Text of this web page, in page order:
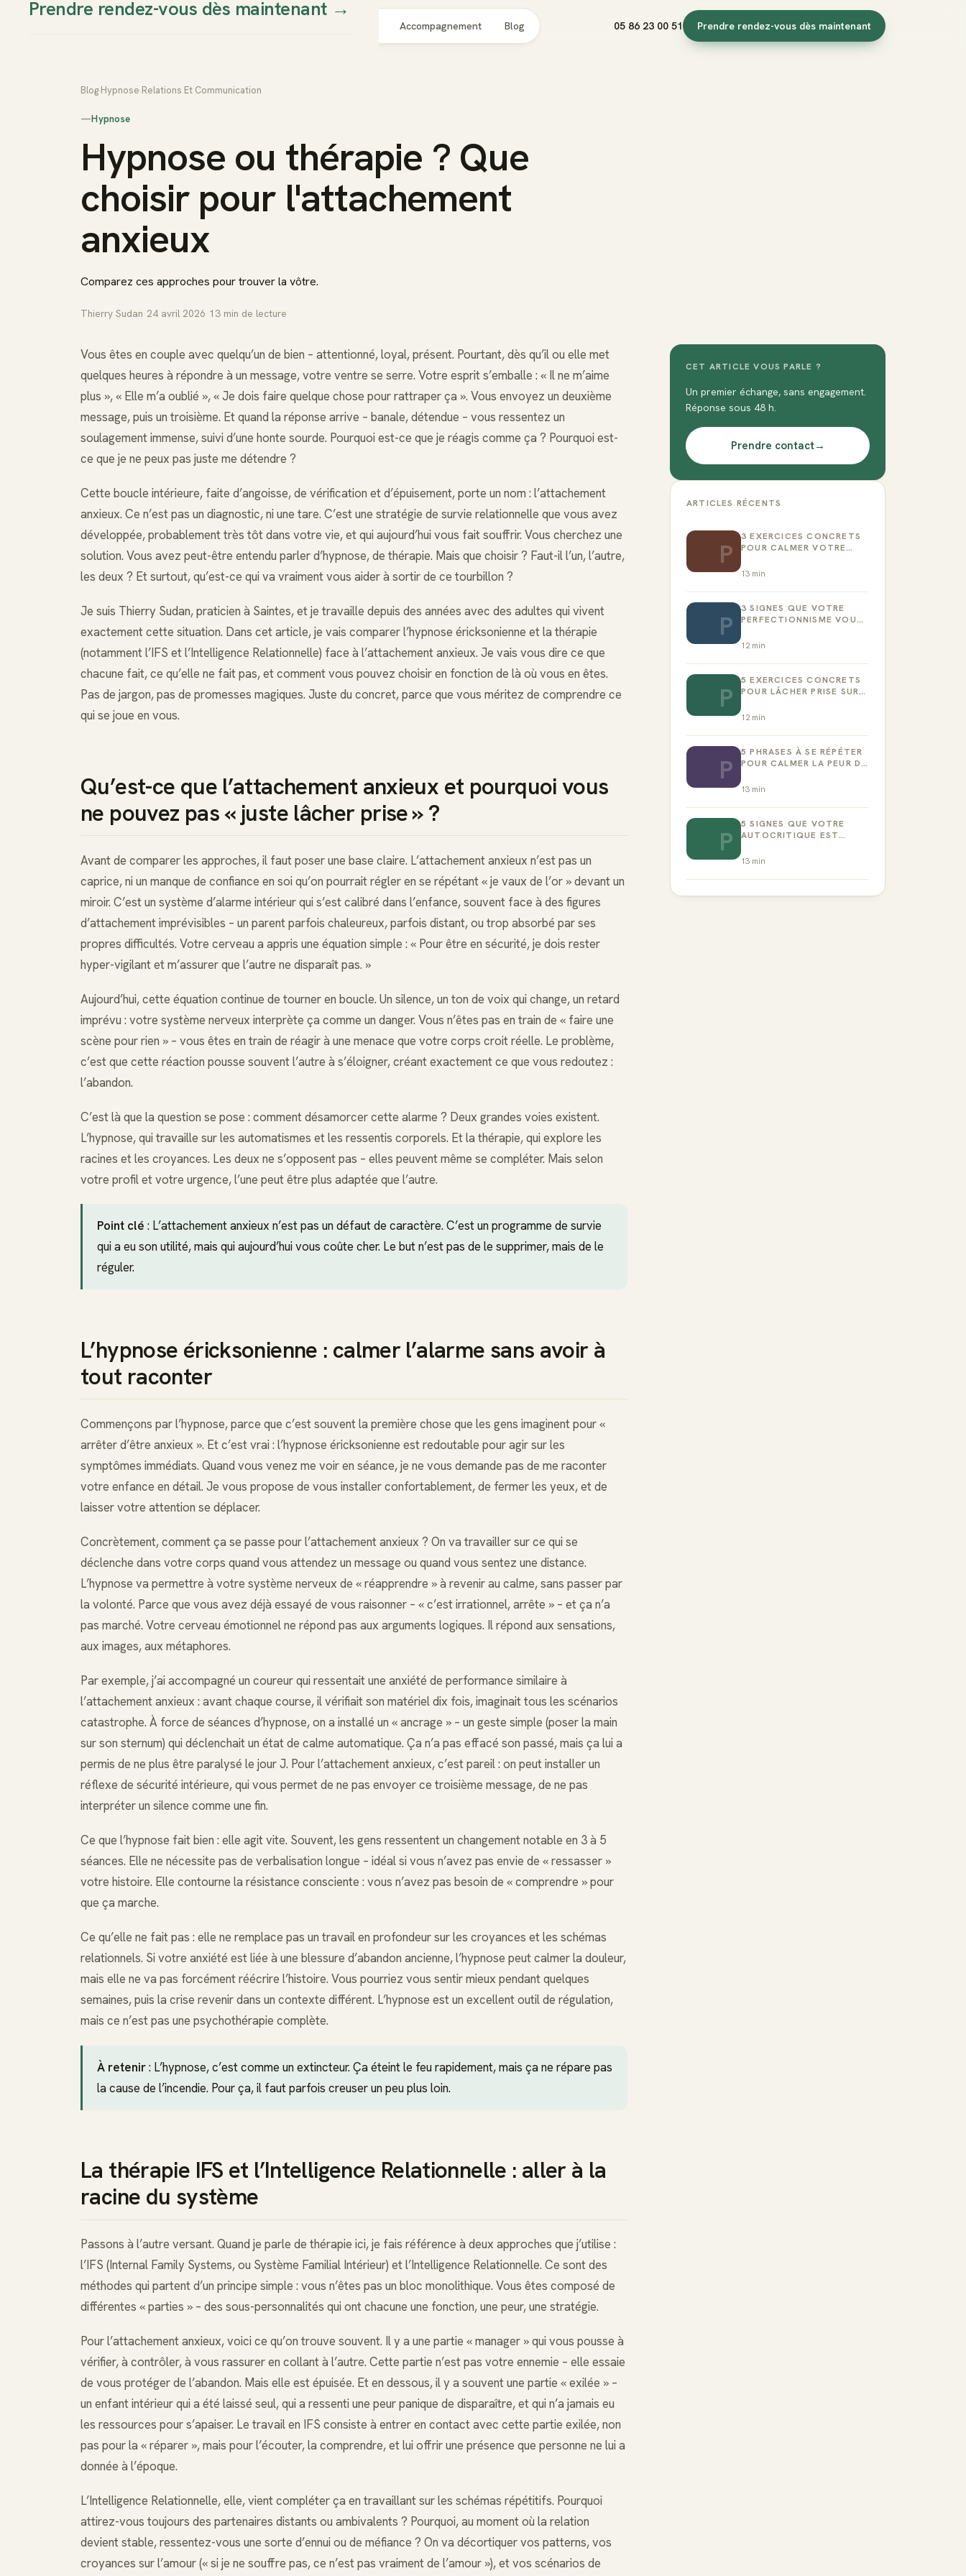
Accompagnement Blog 05 86 23 00 51 Prendre rendez-vous dès maintenant
Prendre rendez-vous dès maintenant→
Blog Hypnose Relations Et Communication
—Hypnose
Hypnose ou thérapie ? Que
choisir pour l'attachement
anxieux
Comparez ces approches pour trouver la vôtre.
Thierry Sudan 24 avril 2026 13 min de lecture
Vous êtes en couple avec quelqu’un de bien – attentionné, loyal, présent. Pourtant, dès qu’il ou elle met
quelques heures à répondre à un message, votre ventre se serre. Votre esprit s’emballe : « Il ne m’aime
plus », « Elle m’a oublié », « Je dois faire quelque chose pour rattraper ça ». Vous envoyez un deuxième
message, puis un troisième. Et quand la réponse arrive – banale, détendue – vous ressentez un
soulagement immense, suivi d’une honte sourde. Pourquoi est-ce que je réagis comme ça ? Pourquoi est-
ce que je ne peux pas juste me détendre ?
Cette boucle intérieure, faite d’angoisse, de vérification et d’épuisement, porte un nom : l’attachement
anxieux. Ce n’est pas un diagnostic, ni une tare. C’est une stratégie de survie relationnelle que vous avez
développée, probablement très tôt dans votre vie, et qui aujourd’hui vous fait souffrir. Vous cherchez une
solution. Vous avez peut-être entendu parler d’hypnose, de thérapie. Mais que choisir ? Faut-il l’un, l’autre,
les deux ? Et surtout, qu’est-ce qui va vraiment vous aider à sortir de ce tourbillon ?
Je suis Thierry Sudan, praticien à Saintes, et je travaille depuis des années avec des adultes qui vivent
exactement cette situation. Dans cet article, je vais comparer l’hypnose éricksonienne et la thérapie
(notamment l’IFS et l’Intelligence Relationnelle) face à l’attachement anxieux. Je vais vous dire ce que
chacune fait, ce qu’elle ne fait pas, et comment vous pouvez choisir en fonction de là où vous en êtes.
Pas de jargon, pas de promesses magiques. Juste du concret, parce que vous méritez de comprendre ce
qui se joue en vous.
Qu’est-ce que l’attachement anxieux et pourquoi vous
ne pouvez pas « juste lâcher prise » ?
Avant de comparer les approches, il faut poser une base claire. L’attachement anxieux n’est pas un
caprice, ni un manque de confiance en soi qu’on pourrait régler en se répétant « je vaux de l’or » devant un
miroir. C’est un système d’alarme intérieur qui s’est calibré dans l’enfance, souvent face à des figures
d’attachement imprévisibles – un parent parfois chaleureux, parfois distant, ou trop absorbé par ses
propres difficultés. Votre cerveau a appris une équation simple : « Pour être en sécurité, je dois rester
hyper-vigilant et m’assurer que l’autre ne disparaît pas. »
Aujourd’hui, cette équation continue de tourner en boucle. Un silence, un ton de voix qui change, un retard
imprévu : votre système nerveux interprète ça comme un danger. Vous n’êtes pas en train de « faire une
scène pour rien » – vous êtes en train de réagir à une menace que votre corps croit réelle. Le problème,
c’est que cette réaction pousse souvent l’autre à s’éloigner, créant exactement ce que vous redoutez :
l’abandon.
C’est là que la question se pose : comment désamorcer cette alarme ? Deux grandes voies existent.
L’hypnose, qui travaille sur les automatismes et les ressentis corporels. Et la thérapie, qui explore les
racines et les croyances. Les deux ne s’opposent pas – elles peuvent même se compléter. Mais selon
votre profil et votre urgence, l’une peut être plus adaptée que l’autre.
Point clé : L’attachement anxieux n’est pas un défaut de caractère. C’est un programme de survie
qui a eu son utilité, mais qui aujourd’hui vous coûte cher. Le but n’est pas de le supprimer, mais de le
réguler.
L’hypnose éricksonienne : calmer l’alarme sans avoir à
tout raconter
Commençons par l’hypnose, parce que c’est souvent la première chose que les gens imaginent pour «
arrêter d’être anxieux ». Et c’est vrai : l’hypnose éricksonienne est redoutable pour agir sur les
symptômes immédiats. Quand vous venez me voir en séance, je ne vous demande pas de me raconter
votre enfance en détail. Je vous propose de vous installer confortablement, de fermer les yeux, et de
laisser votre attention se déplacer.
Concrètement, comment ça se passe pour l’attachement anxieux ? On va travailler sur ce qui se
déclenche dans votre corps quand vous attendez un message ou quand vous sentez une distance.
L’hypnose va permettre à votre système nerveux de « réapprendre » à revenir au calme, sans passer par
la volonté. Parce que vous avez déjà essayé de vous raisonner – « c’est irrationnel, arrête » – et ça n’a
pas marché. Votre cerveau émotionnel ne répond pas aux arguments logiques. Il répond aux sensations,
aux images, aux métaphores.
Par exemple, j’ai accompagné un coureur qui ressentait une anxiété de performance similaire à
l’attachement anxieux : avant chaque course, il vérifiait son matériel dix fois, imaginait tous les scénarios
catastrophe. À force de séances d’hypnose, on a installé un « ancrage » – un geste simple (poser la main
sur son sternum) qui déclenchait un état de calme automatique. Ça n’a pas effacé son passé, mais ça lui a
permis de ne plus être paralysé le jour J. Pour l’attachement anxieux, c’est pareil : on peut installer un
réflexe de sécurité intérieure, qui vous permet de ne pas envoyer ce troisième message, de ne pas
interpréter un silence comme une fin.
Ce que l’hypnose fait bien : elle agit vite. Souvent, les gens ressentent un changement notable en 3 à 5
séances. Elle ne nécessite pas de verbalisation longue – idéal si vous n’avez pas envie de « ressasser »
votre histoire. Elle contourne la résistance consciente : vous n’avez pas besoin de « comprendre » pour
que ça marche.
Ce qu’elle ne fait pas : elle ne remplace pas un travail en profondeur sur les croyances et les schémas
relationnels. Si votre anxiété est liée à une blessure d’abandon ancienne, l’hypnose peut calmer la douleur,
mais elle ne va pas forcément réécrire l’histoire. Vous pourriez vous sentir mieux pendant quelques
semaines, puis la crise revenir dans un contexte différent. L’hypnose est un excellent outil de régulation,
mais ce n’est pas une psychothérapie complète.
À retenir: L’hypnose, c’est comme un extincteur. Ça éteint le feu rapidement, mais ça ne répare pas
la cause de l’incendie. Pour ça, il faut parfois creuser un peu plus loin.
La thérapie IFS et l’Intelligence Relationnelle : aller à la
racine du système
Passons à l’autre versant. Quand je parle de thérapie ici, je fais référence à deux approches que j’utilise :
l’IFS (Internal Family Systems, ou Système Familial Intérieur) et l’Intelligence Relationnelle. Ce sont des
méthodes qui partent d’un principe simple : vous n’êtes pas un bloc monolithique. Vous êtes composé de
différentes « parties » – des sous-personnalités qui ont chacune une fonction, une peur, une stratégie.
Pour l’attachement anxieux, voici ce qu’on trouve souvent. Il y a une partie « manager » qui vous pousse à
vérifier, à contrôler, à vous rassurer en collant à l’autre. Cette partie n’est pas votre ennemie – elle essaie
de vous protéger de l’abandon. Mais elle est épuisée. Et en dessous, il y a souvent une partie « exilée » –
un enfant intérieur qui a été laissé seul, qui a ressenti une peur panique de disparaître, et qui n’a jamais eu
les ressources pour s’apaiser. Le travail en IFS consiste à entrer en contact avec cette partie exilée, non
pas pour la « réparer », mais pour l’écouter, la comprendre, et lui offrir une présence que personne ne lui a
donnée à l’époque.
L’Intelligence Relationnelle, elle, vient compléter ça en travaillant sur les schémas répétitifs. Pourquoi
attirez-vous toujours des partenaires distants ou ambivalents ? Pourquoi, au moment où la relation
devient stable, ressentez-vous une sorte d’ennui ou de méfiance ? On va décortiquer vos patterns, vos
croyances sur l’amour (« si je ne souffre pas, ce n’est pas vraiment de l’amour »), et vos scénarios de
CET ARTICLE VOUS PARLE ?
Un premier échange, sans engagement.
Réponse sous 48 h.
Prendre contact→
ARTICLES RÉCENTS
P
3 EXERCICES CONCRETS
POUR CALMER VOTRE
13 min
P
3 SIGNES QUE VOTRE
PERFECTIONNISME VOUS
12min
P
5 EXERCICES CONCRETS
POUR LÂCHER PRISE SUR
12min
P
5 PHRASES À SE RÉPÉTER
POUR CALMER LA PEUR DE
13 min
P
5 SIGNES QUE VOTRE
AUTOCRITIQUE EST
13 min